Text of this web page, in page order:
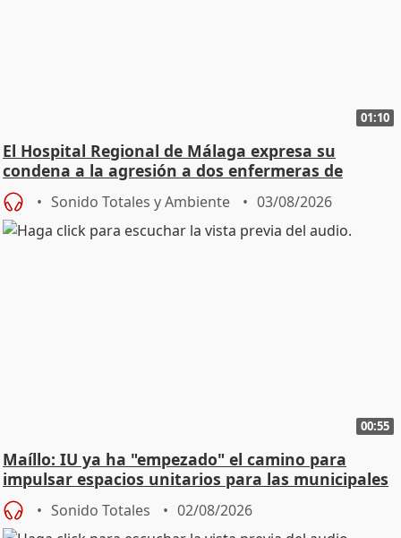
01:10
El Hospital Regional de Málaga expresa su
condena a la agresión a dos enfermeras de
Urgencias
Sonido Totales y Ambiente 03/08/2026
00:55
Maíllo: IU ya ha "empezado" el camino para
impulsar espacios unitarios para las municipales
Sonido Totales 02/08/2026